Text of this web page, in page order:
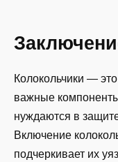
Колокольчики —
важные
нуждаются в
Включение
подчеркивает их